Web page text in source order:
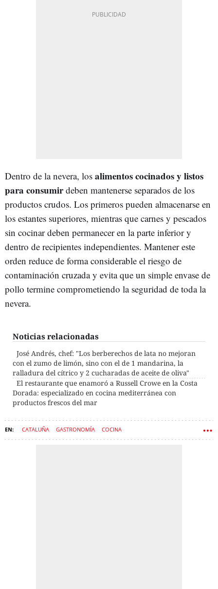
Dentro de la nevera, los alimentos cocinados y listos
para consumirdeben mantenerse separados de los
productos crudos. Los primeros pueden almacenarse en
los estantes superiores, mientras que carnes y pescados
sin cocinar deben permanecer en la parte inferior y
dentro de recipientes independientes. Mantener este
orden reduce de forma considerable el riesgo de
contaminación cruzada y evita que un simple envase de
pollo termine comprometiendo la seguridad de toda la
nevera.
Noticias relacionadas
José Andrés, chef: "Los berberechos de lata no mejoran
con el zumo de limón, sino con el de 1 mandarina, la
ralladura del cítrico y 2 cucharadas de aceite de oliva"
El restaurante que enamoró a Russell Crowe en la Costa
Dorada: especializado en cocina mediterránea con
productos frescos del mar
CATALUÑA GASTRONOMÍA COCINA